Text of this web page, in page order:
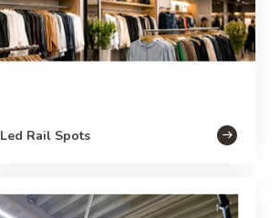
Led Rail Spots